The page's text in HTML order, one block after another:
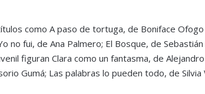
como A paso de tortuga, de Boniface Ofogo
no fui, de Ana Palmero; El Bosque, de
figuran Clara como un fantasma, de
Gumá; Las palabras lo pueden todo, de Silvia